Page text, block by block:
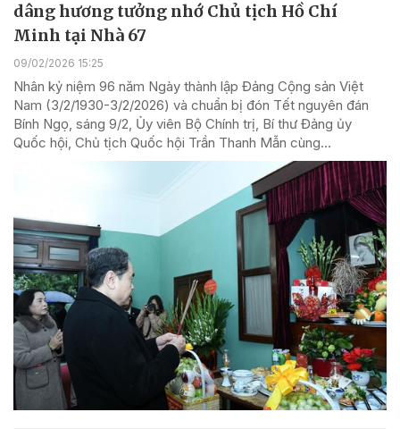
dâng hương tưởng nhớ Chủ tịch Hồ Chí
Minh tại Nhà 67
09/02/2026 15:25
Nhân kỷ niệm 96 năm Ngày thành lập Đảng Cộng sản Việt
Nam (3/2/1930-3/2/2026) và chuẩn bị đón Tết nguyên đán
Bính Ngọ, sáng 9/2, Ủy viên Bộ Chính trị, Bí thư Đảng ủy
Quốc hội, Chủ tịch Quốc hội Trần Thanh Mẫn cùng...